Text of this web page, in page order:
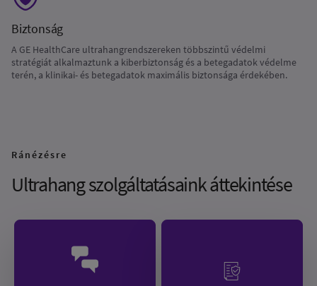
Biztonság
A GE HealthCare ultrahangrendszereken többszintű védelmi
stratégiát alkalmaztunk a kiberbiztonság és a betegadatok védelme
terén, a klinikai- és betegadatok maximális biztonsága érdekében.
Ránézésre
Ultrahang szolgáltatásaink áttekintése